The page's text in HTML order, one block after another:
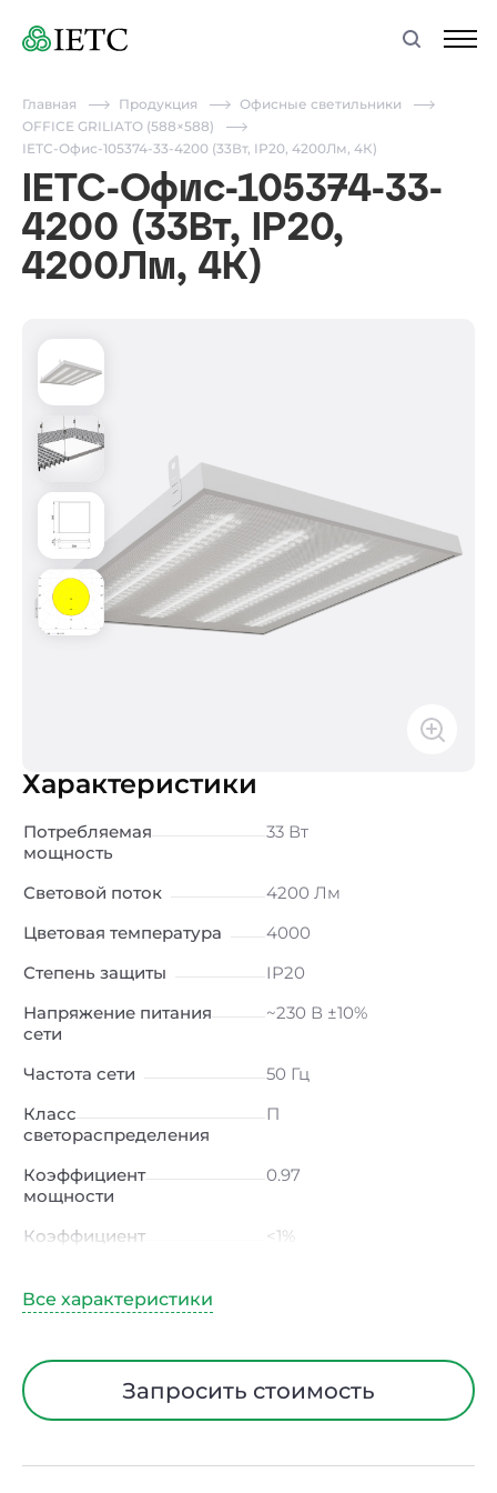
Главная Продукция
Офисные светильники
OFFICE GRILIATO (588×588)
IETC-Офис-105374-33-4200 (33Вт, IP20, 4200Лм, 4К)
IETC-Офис-105374-33-
4200 (33Вт, IP20,
4200Лм, 4К)
Характеристики
Потребляемая
мощность
33 Вт
Световой поток
4200 Лм
Цветовая температура
4000
Степень защиты
IP20
Напряжение питания
сети
~230 В ±10%
Частота сети
50 Гц
Класс
светораспределения
П
Коэффициент
мощности
0.97
Коэффициент
<1%
Индекс цветопередачи
Тип кривой силы света
Д (косинусная)
Угол рассеивания
120ᵒ
Запросить стоимость